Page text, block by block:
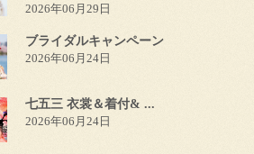
2026年06月29日
ブライダルキャンペーン
2026年06月24日
七五三 衣裳＆着付& ...
2026年06月24日